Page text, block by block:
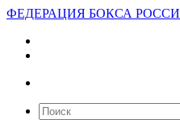
ФЕДЕРАЦИЯ БОКСА